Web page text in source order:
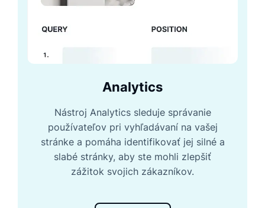
Analytics
Nástroj Analytics sleduje správanie
používateľov pri vyhľadávaní na vašej
stránke a pomáha identifikovať jej silné a
slabé stránky, aby ste mohli zlepšiť
zážitok svojich zákazníkov.